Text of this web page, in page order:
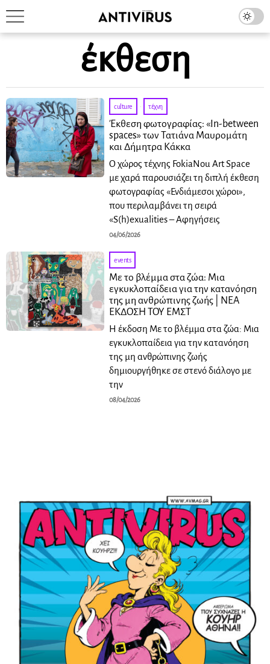
έκθεση
culture · τέχνη
Έκθεση φωτογραφίας: «In-between
spaces» των Τατιάνα Μαυρομάτη
και Δήμητρα Κάκκα
Ο χώρος τέχνης FokiaNou Art Space
με χαρά παρουσιάζει τη διπλή έκθεση
φωτογραφίας «Ενδιάμεσοι χώροι»,
που περιλαμβάνει τη σειρά
«S(h)exualities – Αφηγήσεις
04/06/2026
events
Με το βλέμμα στα ζώα: Μια
εγκυκλοπαίδεια για την κατανόηση
της μη ανθρώπινης ζωής | ΝΕΑ
ΕΚΔΟΣΗ ΤΟΥ ΕΜΣΤ
Η έκδοση Με το βλέμμα στα ζώα: Μια
εγκυκλοπαίδεια για την κατανόηση
της μη ανθρώπινης ζωής
δημιουργήθηκε σε στενό διάλογο με
την
08/04/2026